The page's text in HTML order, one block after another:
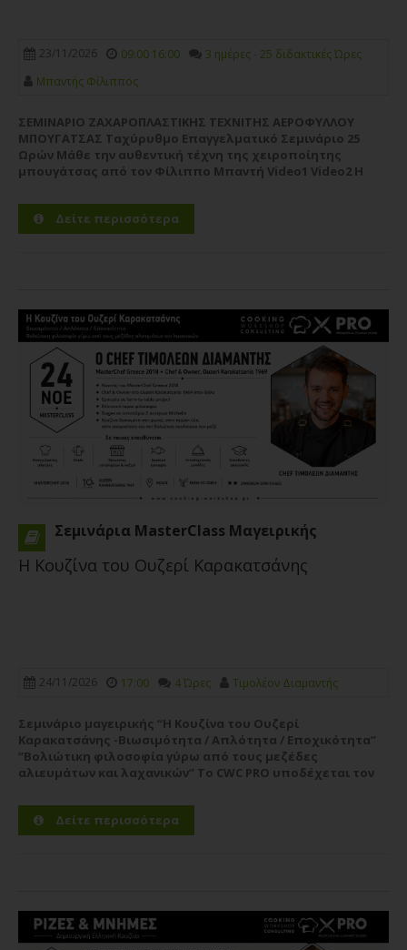
23/11/2026 09:00 16:00
3 ημέρες - 25 διδακτικές Ώρες
Μπαντής Φίλιππος
ΣΕΜΙΝΑΡΙΟ ΖΑΧΑΡΟΠΛΑΣΤΙΚΗΣ ΤΕΧΝΙΤΗΣ ΑΕΡΟΦΥΛΛΟΥ
ΜΠΟΥΓΑΤΣΑΣ Ταχύρυθμο Επαγγελματικό Σεμινάριο 25
Ωρών Μάθε την αυθεντική τέχνη της χειροποίητης
μπουγάτσας από τον Φίλιππο Μπαντή Video1 Video2 Η
ολοκληρωμένο,...Περισσότερα
Δείτε περισσότερα
Σεμινάρια MasterClass Μαγειρικής
Η Κουζίνα του Ουζερί Καρακατσάνης
24/11/2026 17:00 4 Ώρες Τιμολέον Διαμαντής
Σεμινάριο μαγειρικής “Η Κουζίνα του Ουζερί
Καρακατσάνης -Βιωσιμότητα / Απλότητα / Εποχικότητα”
“Βολιώτικη φιλοσοφία γύρω από τους μεζέδες
αλιευμάτων και λαχανικών” Το CWC PRO υποδέχεται τον
Greece 2018** και Chef & Owner του **Ouzeri...
Δείτε περισσότερα